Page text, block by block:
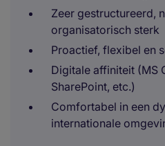
Zeer gestructureerd,
organisatorisch sterk
Proactief, flexibel en
Digitale affiniteit (MS
SharePoint, etc.)
Comfortabel in een
internationale